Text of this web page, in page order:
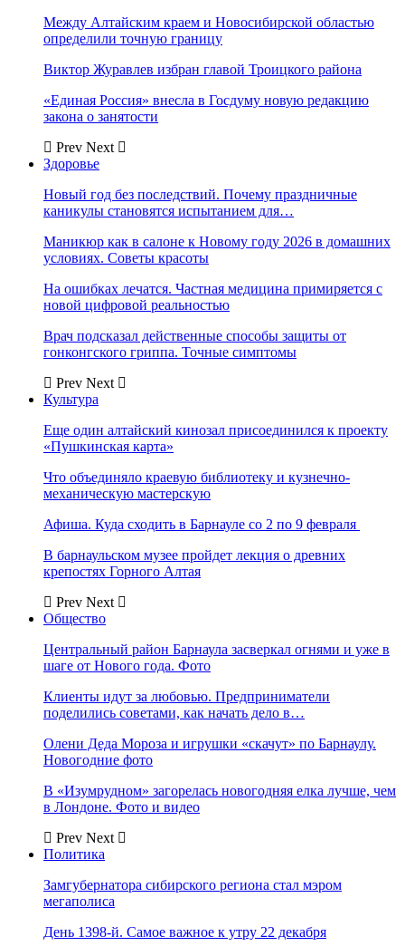
Между Алтайским краем и Новосибирской областью
определили точную границу
Виктор Журавлев избран главой Троицкого района
«Единая Россия» внесла в Госдуму новую редакцию
закона о занятости
Prev Next
Здоровье
Новый год без последствий. Почему праздничные
каникулы становятся испытанием для…
Маникюр как в салоне к Новому году 2026 в домашних
условиях. Советы красоты
На ошибках лечатся. Частная медицина примиряется с
новой цифровой реальностью
Врач подсказал действенные способы защиты от
гонконгского гриппа. Точные симптомы
Prev Next
Культура
Еще один алтайский кинозал присоединился к проекту
«Пушкинская карта»
Что объединяло краевую библиотеку и кузнечно-
механическую мастерскую
Афиша. Куда сходить в Барнауле со 2 по 9 февраля
В барнаульском музее пройдет лекция о древних
крепостях Горного Алтая
Prev Next
Общество
Центральный район Барнаула засверкал огнями и уже в
шаге от Нового года. Фото
Клиенты идут за любовью. Предприниматели
поделились советами, как начать дело в…
Олени Деда Мороза и игрушки «скачут» по Барнаулу.
Новогодние фото
В «Изумрудном» загорелась новогодняя елка лучше, чем
в Лондоне. Фото и видео
Prev Next
Политика
Замгубернатора сибирского региона стал мэром
мегаполиса
День 1398-й. Самое важное к утру 22 декабря